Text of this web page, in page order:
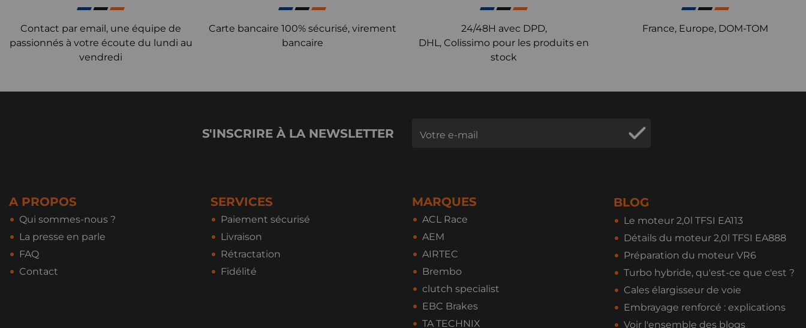
Contact par email, une équipe de
passionnés à votre écoute du lundi au
vendredi
Carte bancaire 100% sécurisé, virement
bancaire
24/48H avec DPD,
DHL, Colissimo pour les produits en
stock
France, Europe, DOM-TOM
S'INSCRIRE À LA NEWSLETTER
A PROPOS
Qui sommes-nous ?
La presse en parle
FAQ
Contact
SERVICES
Paiement sécurisé
Livraison
Rétractation
Fidélité
MARQUES
ACL Race
AEM
AIRTEC
Brembo
clutch specialist
EBC Brakes
TA TECHNIX
BLOG
Le moteur 2,0l TFSI EA113
Détails du moteur 2,0l TFSI EA888
Préparation du moteur VR6
Turbo hybride, qu'est-ce que c'est ?
Cales élargisseur de voie
Embrayage renforcé : explications
Voir l'ensemble des blogs